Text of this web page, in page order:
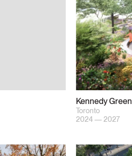
Kennedy Green
Toronto
2024 — 2027